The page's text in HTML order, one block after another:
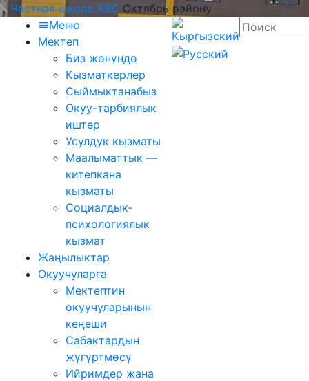
Частная школа ABC Октябрь району
Меню
Мектеп
Биз жөнүндө
Кызматкерлер
Сыймыктанабыз
Окуу-тарбиялык
иштер
Усулдук кызматы
Маалыматтык —
китепкана
кызматы
Социалдык-
психологиялык
кызмат
Жаңылыктар
Окуучуларга
Мектептин
окуучуларынын
кеңеши
Сабактардын
жүгүртмѳсү
Ийримдер жана